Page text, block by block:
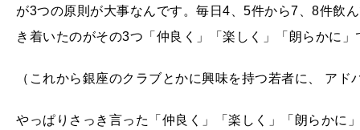
が3つの原則が大事なんです。毎日4、5件から7、8件飲
き着いたのがその3つ「仲良く」「楽しく」「朗らかに」
（これから銀座のクラブとかに興味を持つ若者に、 アド
やっぱりさっき言った「仲良く」「楽しく」「朗らかに